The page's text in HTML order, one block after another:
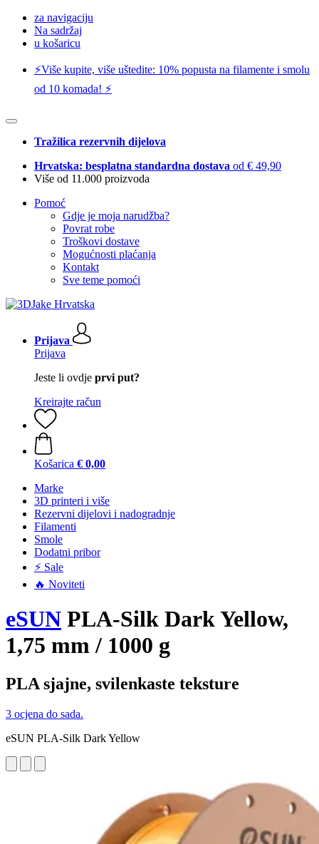
za navigaciju
Na sadržaj
u košaricu
⚡️Više kupite, više uštedite: 10% popusta na filamente i smolu
od 10 komada! ⚡️
Tražilica rezervnih dijelova
Hrvatska: besplatna standardna dostava od € 49,90
Više od 11.000 proizvoda
Pomoć
Gdje je moja narudžba?
Povrat robe
Troškovi dostave
Mogućnosti plaćanja
Kontakt
Sve teme pomoći
Prijava
Prijava
Jeste li ovdje prvi put?
Kreirajte račun
Košarica € 0,00
Marke
3D printeri i više
Rezervni dijelovi i nadogradnje
Filamenti
Smole
Dodatni pribor
⚡ Sale
🔥 Noviteti
eSUN PLA-Silk Dark Yellow,
1,75 mm / 1000 g
PLA sjajne, svilenkaste teksture
3 ocjena do sada.
eSUN PLA-Silk Dark Yellow